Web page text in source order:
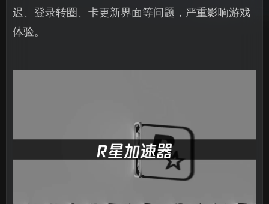
迟、登录转圈、卡更新界面等问题，严重影响游戏
体验。